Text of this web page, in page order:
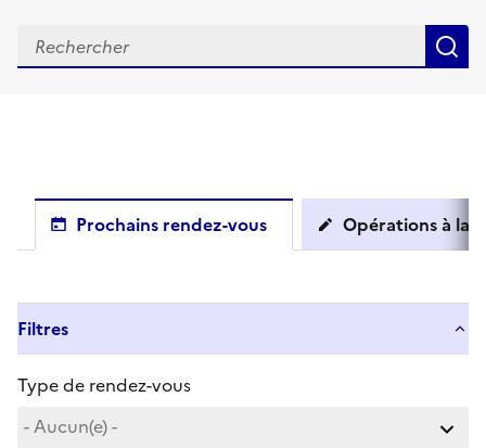
Prochains rendez-vous Opérations à la
Filtres
Type de rendez-vous